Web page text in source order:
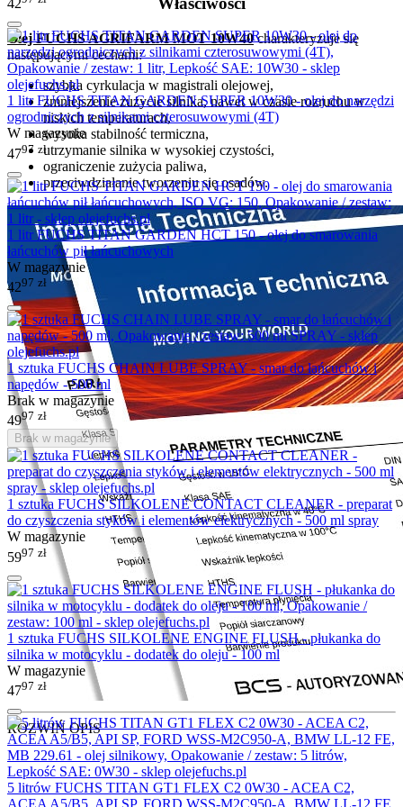
Olej FUCHS AGRIFARM MOT 10W40charakteryzuje się
następującymi cechami:
szybka cyrkulacja w magistrali olejowej,
zmniejszenie zużycie silnika, nawet w czasie rozruchu w
niskich temperaturach,
wysoka stabilność termiczna,
utrzymanie silnika w wysokiej czystości,
ograniczenie zużycia paliwa,
przeciwdziałanie tworzeniu się osadów.
ROZWIŃ OPIS
42
1 litr FUCHS TITAN GARDEN SUPER 10W30 - olej do narzędzi
ogrodniczych z silnikami czterosuwowymi (4T)
W magazynie
4797 zł
1 litr FUCHS TITAN GARDEN HCT 150 - olej do smarowania
łańcuchów pił łańcuchowych
W magazynie
4297 zł
1 sztuka FUCHS CHAIN LUBE SPRAY - smar do łańcuchów i
napędów - 500 ml
Brak w magazynie
4997 zł
Brak w magazynie
1 sztuka FUCHS SILKOLENE CONTACT CLEANER - preparat
do czyszczenia styków i elementów elektrycznych - 500 ml spray
W magazynie
5997 zł
1 sztuka FUCHS SILKOLENE ENGINE FLUSH - płukanka do
silnika w motocyklu - dodatek do oleju - 100 ml
W magazynie
4797 zł
5 litrów FUCHS TITAN GT1 FLEX C2 0W30 - ACEA C2,
ACEA A5/B5, API SP, FORD WSS-M2C950-A, BMW LL-12 FE,